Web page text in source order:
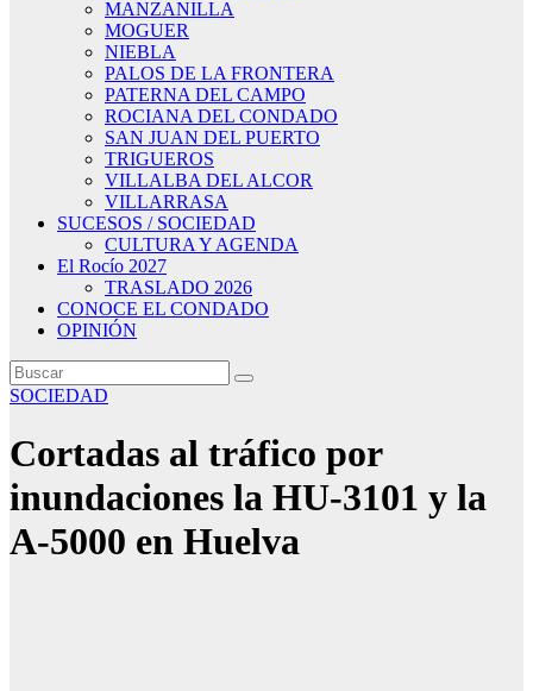
MANZANILLA
MOGUER
NIEBLA
PALOS DE LA FRONTERA
PATERNA DEL CAMPO
ROCIANA DEL CONDADO
SAN JUAN DEL PUERTO
TRIGUEROS
VILLALBA DEL ALCOR
VILLARRASA
SUCESOS / SOCIEDAD
CULTURA Y AGENDA
El Rocío 2027
TRASLADO 2026
CONOCE EL CONDADO
OPINIÓN
SOCIEDAD
Cortadas al tráfico por
inundaciones la HU-3101 y la
A-5000 en Huelva